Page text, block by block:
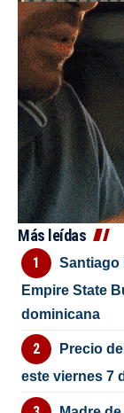
Más leídas
Santiago
Empire State
dominicana
Precio
este viernes 7